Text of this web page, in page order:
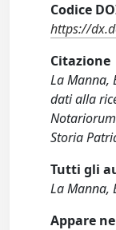
Codice
https://
Citazione
La Manna,
dati alla
Storia
Tutti gli
La Manna,
Appare